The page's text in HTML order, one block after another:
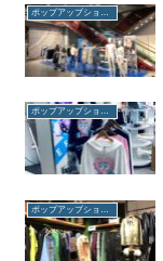
ポップアップショップ
ポップアップショップ